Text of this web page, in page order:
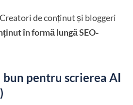
Creatori de conținut și bloggeri
în formă lungă SEO-
bun pentru scrierea AI